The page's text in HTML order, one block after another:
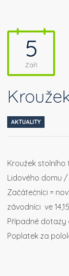
5
Září
AKTUALITY
Kroužek stolního
Lidového domu
Začátečníci =
závodníci ve
Případné dotazy
Poplatek za